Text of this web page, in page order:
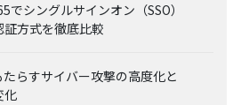
シングルサインオン（SSO）
証方式を徹底比較
らすサイバー攻撃の高度化と
化